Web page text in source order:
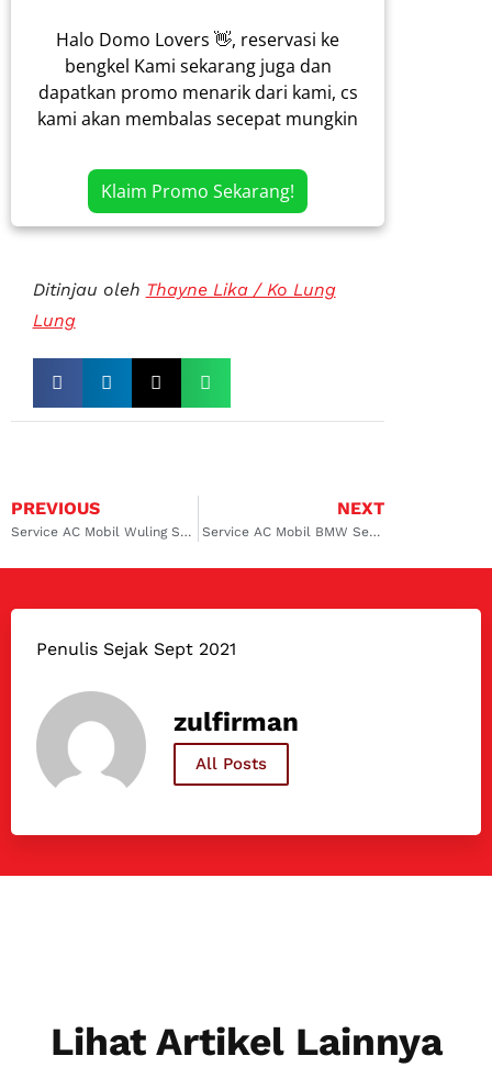
Halo Domo Lovers 👋, reservasi ke
bengkel Kami sekarang juga dan
dapatkan promo menarik dari kami, cs
kami akan membalas secepat mungkin
Klaim Promo Sekarang!
Ditinjau oleh Thayne Lika / Ko Lung
Lung
PREVIOUS
Service AC Mobil Wuling Serpong: Panduan Lengkap untuk Kenyamanan Berkendara Anda
NEXT
Service AC Mobil BMW Serpong: Solusi Tepat untuk Kenyamanan Berkendara
Penulis Sejak Sept 2021
zulfirman
All Posts
Lihat Artikel Lainnya